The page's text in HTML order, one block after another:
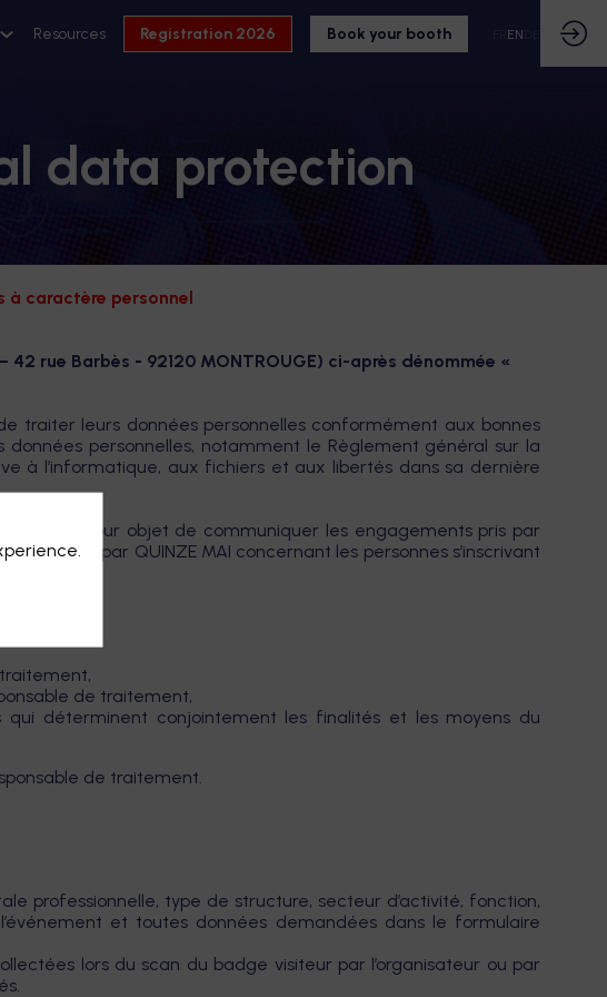
Resources Registration 2026 Book your booth EN
data protection
à caractère personnel
42 rue Barbès - 92120 MONTROUGE) ci-après dénommée «
traiter leurs données personnelles conformément aux bonnes
personnelles, notamment le Règlement général sur la
à l’informatique, aux fichiers et aux libertés dans sa dernière
») a pour objet de communiquer les engagements pris par
opérés par QUINZE MAI concernant les personnes s’inscrivant
de traitement,
déterminent conjointement les finalités et les moyens du
de traitement.
professionnelle, type de structure, secteur d’activité, fonction,
et toutes données demandées dans le formulaire
lors du scan du badge visiteur par l’organisateur ou par